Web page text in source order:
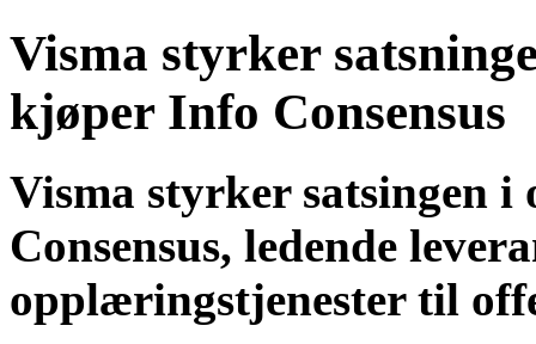
Visma styrker
kjøper Info Consensus
Visma styrker satsingen
Consensus, ledende
opplæringstjenester til